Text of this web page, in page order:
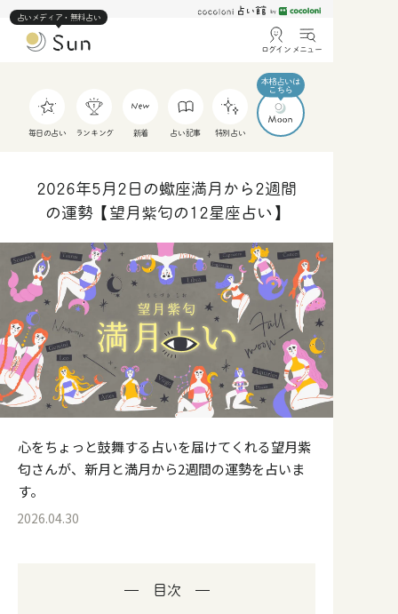
占いメディア・無料占い
ログイン メニュー
毎日の占い ランキング 新着 占い記事 特別占い
2026年5月2日の蠍座満月から2週間
の運勢【望月紫匂の12星座占い】
心をちょっと鼓舞する占いを届けてくれる望月紫
匂さんが、新月と満月から2週間の運勢を占いま
す。
2026.04.30
目次